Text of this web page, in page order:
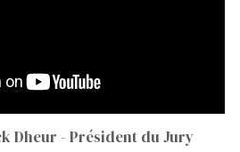
Dheur - Président du Jury